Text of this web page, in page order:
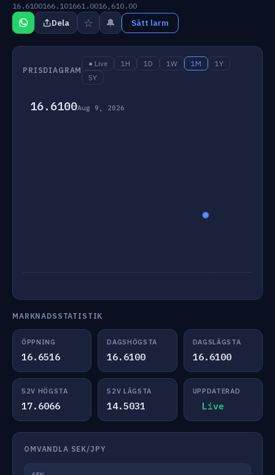
16.6100166.101661.0016,610.00
Dela ☆ 🔔 Sätt larm
PRISDIAGRAM
● Live 1H 1D 1W 1M
1Y
5Y
16.6100Aug 9, 2026
MARKNADSSTATISTIK
ÖPPNING
16.6516
DAGSHÖGSTA
16.6100
DAGSLÄGSTA
16.6100
52V HÖGSTA
17.6066
52V LÄGSTA
14.5031
UPPDATERAD
Live
OMVANDLA SEK/JPY